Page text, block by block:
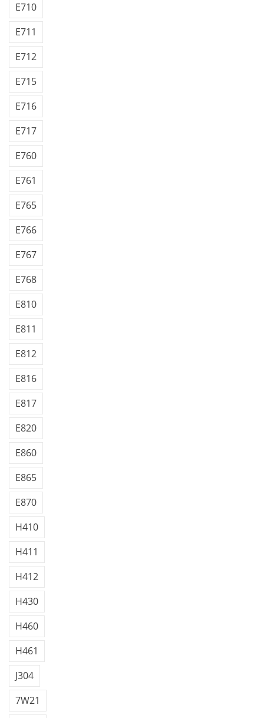
E710
E711
E712
E715
E716
E717
E760
E761
E765
E766
E767
E768
E810
E811
E812
E816
E817
E820
E860
E865
E870
H410
H411
H412
H430
H460
H461
J304
7W21